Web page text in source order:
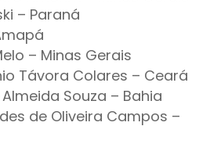
– Paraná
– Minas Gerais
Távora Colares – Ceará
Souza – Bahia
de Oliveira Campos –